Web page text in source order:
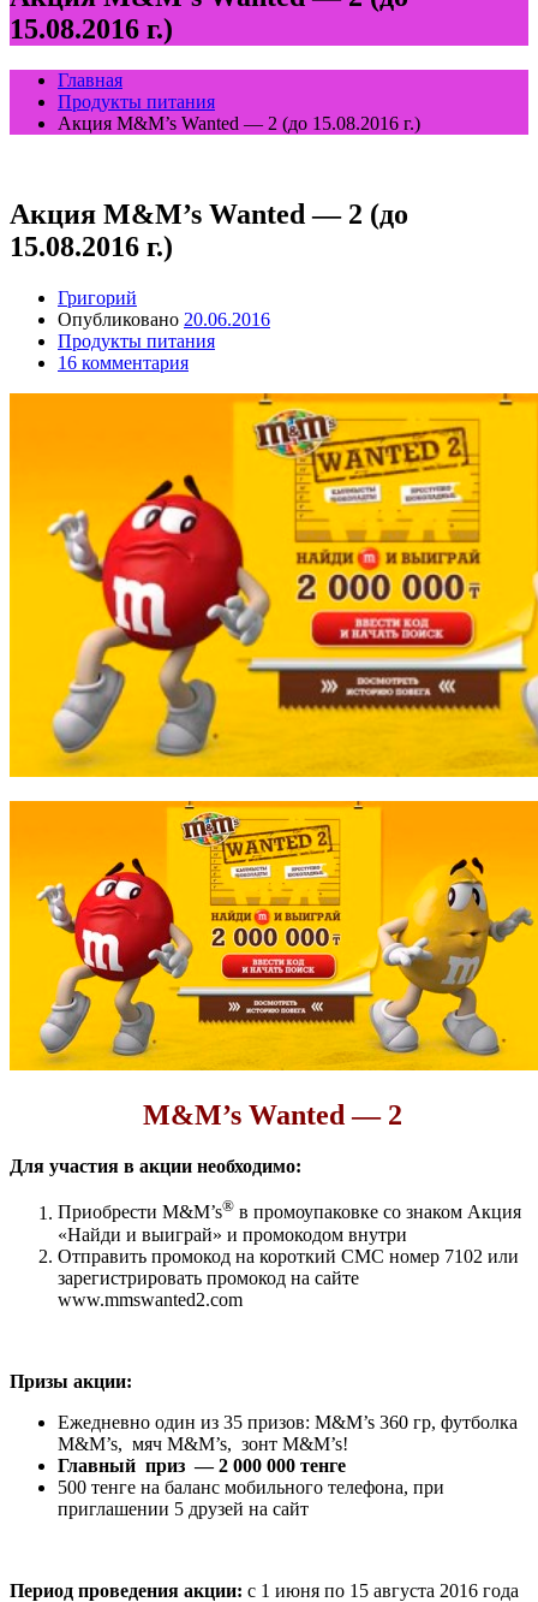
15.08.2016 г.)
Главная
Продукты питания
Акция M&M’s Wanted — 2 (до 15.08.2016 г.)
Акция M&M’s Wanted — 2 (до
15.08.2016 г.)
Григорий
Опубликовано 20.06.2016
Продукты питания
16 комментария
M&M’s Wanted — 2
Для участия в акции необходимо:
Приобрести M&M’s® в промоупаковке со знаком Акция
«Найди и выиграй» и промокодом внутри
Отправить промокод на короткий СМС номер 7102 или
зарегистрировать промокод на сайте
www.mmswanted2.com
Призы акции:
Ежедневно один из 35 призов: M&M’s 360 гр, футболка
M&M’s, мяч M&M’s, зонт M&M’s!
Главный приз — 2 000 000 тенге
500 тенге на баланс мобильного телефона, при
приглашении 5 друзей на сайт
Период проведения акции: с 1 июня по 15 августа 2016 года